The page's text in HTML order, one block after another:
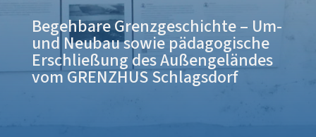
Begehbare Grenzgeschichte – Um-
und Neubau sowie pädagogische
Erschließung des Außengeländes
vom GRENZHUS Schlagsdorf